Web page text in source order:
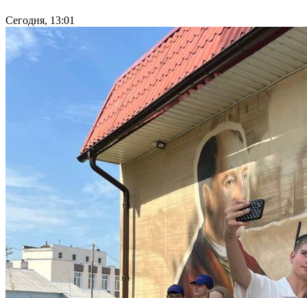
Сегодня, 13:01